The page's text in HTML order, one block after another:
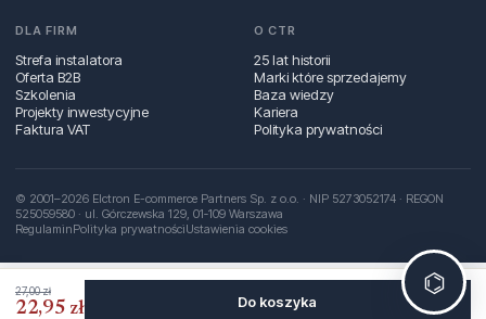
27,00 zł
22,95 zł Do koszyka
DLA FIRM
Strefa instalatora
Oferta B2B
Szkolenia
Projekty inwestycyjne
Faktura VAT
O CTR
25 lat historii
Marki które sprzedajemy
Baza wiedzy
Kariera
Polityka prywatności
© 2001–2026 Elctron E-commerce Partners Sp. z o.o. · NIP 5273052174 · REGON
525059580 · ul. Górczewska 129, 01‑109 Warszawa
RegulaminPolityka prywatnościUstawienia cookies
⌬